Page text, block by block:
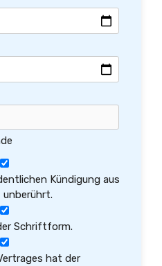
Kündigung aus
Schriftform.
hat der